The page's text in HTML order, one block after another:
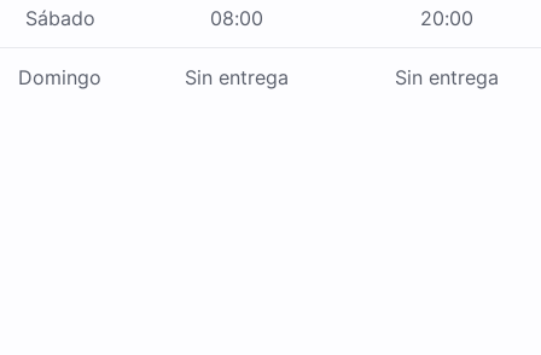
Sábado 08:00 20:00
Domingo Sin entrega Sin entrega